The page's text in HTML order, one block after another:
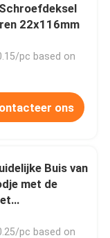
22x116mm
pc based on
ons
Buis van
met de
pc based on